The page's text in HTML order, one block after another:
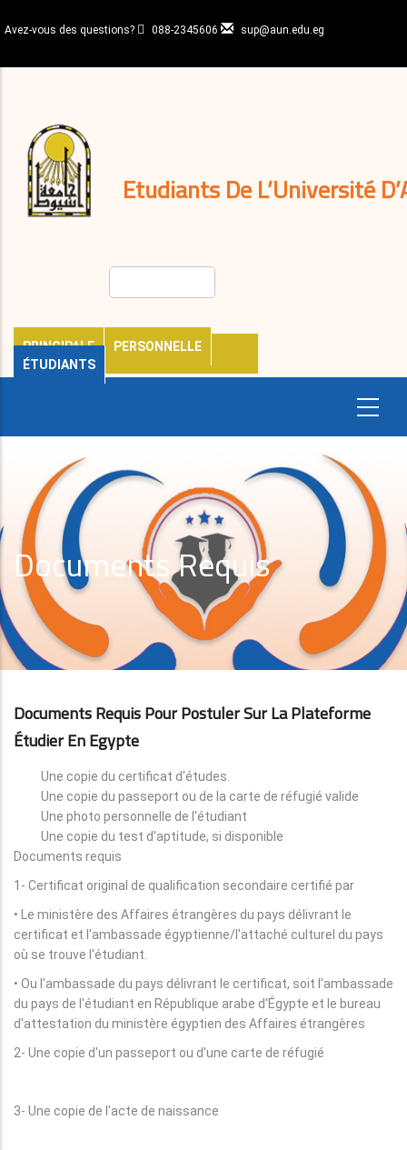
au
principal
Avez-vous des questions? 088-2345606 sup@aun.edu.eg
Etudiants De L’Université
PRINCIPALE
PERSONNELLE
ÉTUDIANTS
décisions
Expatriés
Journal
Documents Requis
Documents Requis Pour Postuler Sur La Plateforme
Étudier En Egypte
Une copie du certificat d'études.
Une copie du passeport ou de la carte de réfugié valide
Une photo personnelle de l'étudiant
Une copie du test d'aptitude, si disponible
Documents requis
1- Certificat original de qualification secondaire certifié par
• Le ministère des Affaires étrangères du pays délivrant le
certificat et l'ambassade égyptienne/l'attaché culturel du pays
où se trouve l'étudiant.
• Ou l'ambassade du pays délivrant le certificat, soit l'ambassade
du pays de l'étudiant en République arabe d'Égypte et le bureau
d'attestation du ministère égyptien des Affaires étrangères
2- Une copie d'un passeport ou d'une carte de réfugié
3- Une copie de l'acte de naissance